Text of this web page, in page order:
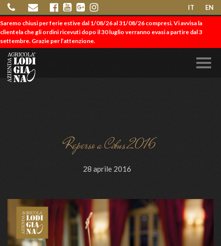
IT EN
Saremo chiusi per ferie estive dal 1/08/26 al 31/08/26 compresi. Vi avvisa la
clientela che gli ordini ricevuti dopo il 30 luglio verranno evasi a partire dal 3
settembre. Grazie per l’attenzione.
Reperso a Cibus 2016
28 aprile 2016